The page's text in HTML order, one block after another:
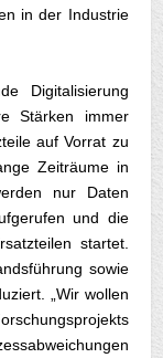
in der Industrie
Digitalisierung
Stärken immer
auf Vorrat zu
Zeiträume in
nur Daten
und die
startet.
sowie
„Wir wollen